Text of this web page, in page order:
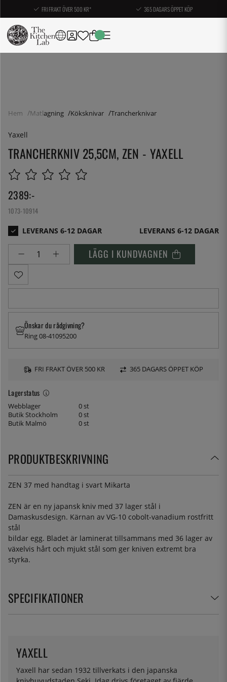
FRI FRAKT ÖVER 500 KR* 365 DAGARS ÖPPET KÖP
Hem Matlagning Köksknivar Trancherknivar
Yaxell
TRANCHERKNIV 25,5CM, ZEN - YAXELL
2389:-
1073-10914
LEVERANS 6-12 DAGAR
LÄGG I KUNDVAGNEN
Lagerstatus
Webblager
0 st
Butik Stockholm
0 st
Butik Malmö
0 st
Önskar du rådgivning?
Ring 08-41095200
FRI FRAKT ÖVER 500 KR 365 DAGARS ÖPPET KÖP
PRODUKTBESKRIVNING
ZEN 37 med handtag i svart Mikarta
ZEN är en ny japansk kniv med 37 lager stål i
Damaskusdesign. Kärnan av VG-10 cobolt-vanadium rostfritt
stål
bildar egg. Bladet är laminerat tillsammans med 36 lager av
växelvis hårt och mjukt stål som ger kniven extremt bra
styrka.
SPECIFIKATIONER
Yaxell har sedan 1932 tillverkats i den japanska
YAXELL